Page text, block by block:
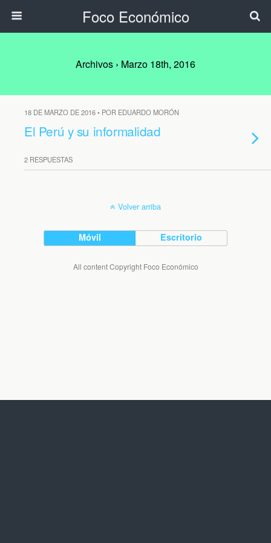
Foco Económico
Archivos › Marzo 18th, 2016
18 DE MARZO DE 2016 • POR EDUARDO MORÓN
El Perú y su informalidad
2 RESPUESTAS
Volver arriba
Móvil Escritorio
All content Copyright Foco Económico